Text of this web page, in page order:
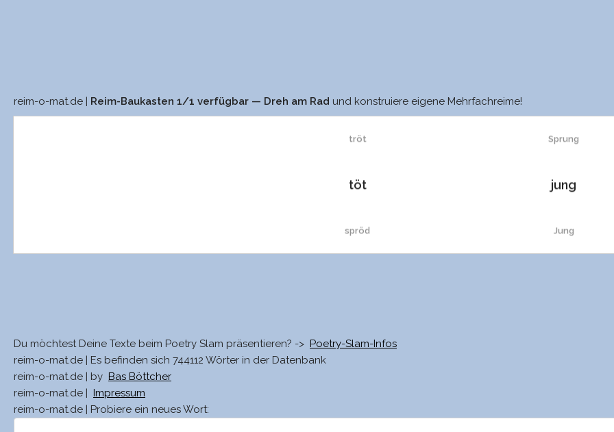
reim-o-mat.de | Reim-Baukasten 1/1 verfügbar — Dreh am Rad und konstruiere eigene Mehrfachreime!
tröt
töt
spröd
Sprung
jung
Jung
Du möchtest Deine Texte beim Poetry Slam präsentieren? -> Poetry-Slam-Infos
reim-o-mat.de | Es befinden sich 744112 Wörter in der Datenbank
reim-o-mat.de | by Bas Böttcher
reim-o-mat.de |
Impressum
reim-o-mat.de | Probiere ein neues Wort: